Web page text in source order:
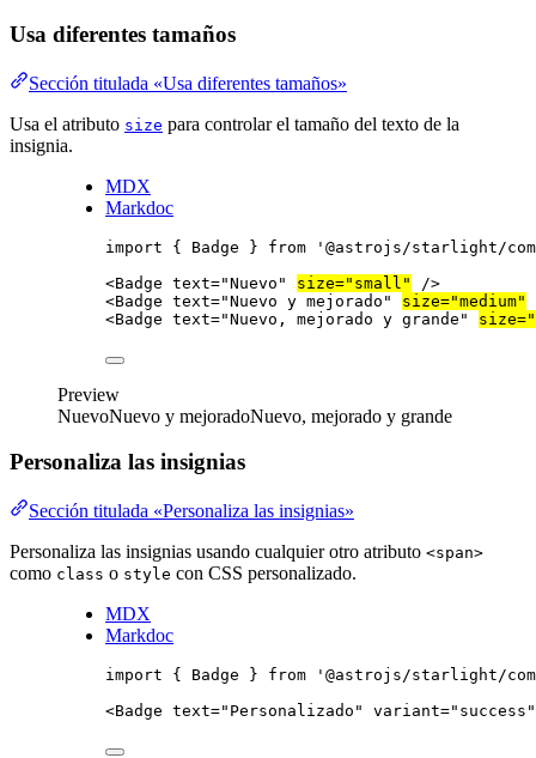
Usa diferentes tamaños
Sección titulada «Usa diferentes tamaños»
Usa el atributo size para controlar el tamaño del texto de la
insignia.
MDX
Markdoc
import { Badge } from ' @astrojs/starlight/
<Badge text="Nuevo " size=" small "
/>
<Badge text="Nuevo y mejorado " size="medium"
<Badge text="Nuevo, mejorado y grande " size="
Preview
NuevoNuevo y mejoradoNuevo, mejorado y grande
Personaliza las insignias
Sección titulada «Personaliza las insignias»
Personaliza las insignias usando cualquier otro atributo <span>
como class o style con CSS personalizado.
MDX
Markdoc
import { Badge } from ' @astrojs/starlight/
<Badge text=" Personalizado " variant=" success "